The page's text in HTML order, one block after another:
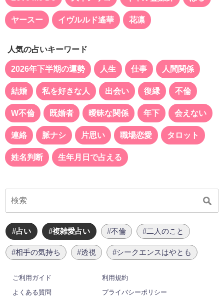
ヤースー イヴルルド遙華 花凛
人気の占いキーワード
2026年下半期の運勢 人生 仕事 人間関係
結婚 私を好きな人 出会い 復縁 不倫
W不倫 既婚者 曖昧な関係 年下 会えない
連絡 脈ナシ 片思い 職場恋愛 タロット
姓名判断 生年月日で占える
#占い #複雑愛占い #不倫 #二人のこと
#相手の気持ち #透視 #シークエンスはやとも
ご利用ガイド
利用規約
よくある質問
プライバシーポリシー